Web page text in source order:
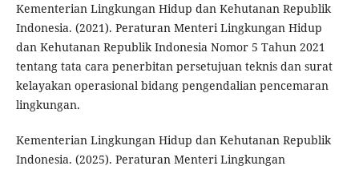
Kementerian Lingkungan Hidup dan Kehutanan Republik
Indonesia. (2021). Peraturan Menteri Lingkungan Hidup
dan Kehutanan Republik Indonesia Nomor 5 Tahun 2021
tentang tata cara penerbitan persetujuan teknis dan surat
kelayakan operasional bidang pengendalian pencemaran
lingkungan.
Kementerian Lingkungan Hidup dan Kehutanan Republik
Indonesia. (2025). Peraturan Menteri Lingkungan